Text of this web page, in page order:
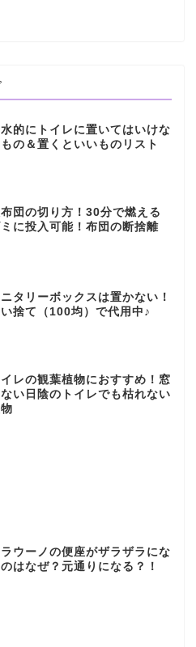
的にトイレに置いてはいけな
の＆置くといいものリスト
団の切り方！30分で燃える
ミに投入可能！布団の断捨離
タリーボックスは置かない！
捨て（100均）で代用中♪
イレの観葉植物におすすめ！窓
い日陰のトイレでも枯れない
ウーノの便座がザラザラにな
はなぜ？元通りになる？！